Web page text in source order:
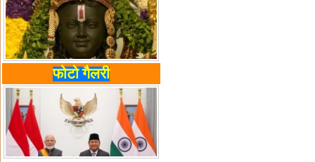
फोटो गैलरी